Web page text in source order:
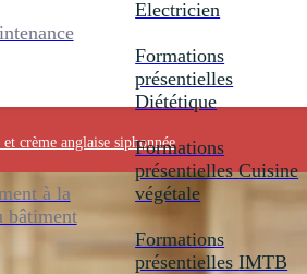
à la
bâtiment
Electricien
Formations
présentielles
Diététique
Formations
présentielles Cuisine
végétale
Formations
présentielles IMTB
crème anglaise siphonnée